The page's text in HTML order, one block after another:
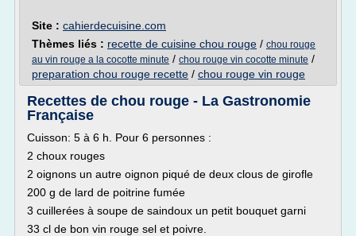
Site : cahierdecuisine.com
Thèmes liés : recette de cuisine chou rouge / chou rouge
au vin rouge a la cocotte minute / chou rouge vin cocotte minute /
preparation chou rouge recette / chou rouge vin rouge
Recettes de chou rouge - La Gastronomie
Française
Cuisson: 5 à 6 h. Pour 6 personnes :
2 choux rouges
2 oignons un autre oignon piqué de deux clous de girofle
200 g de lard de poitrine fumée
3 cuillerées à soupe de saindoux un petit bouquet garni
33 cl de bon vin rouge sel et poivre.